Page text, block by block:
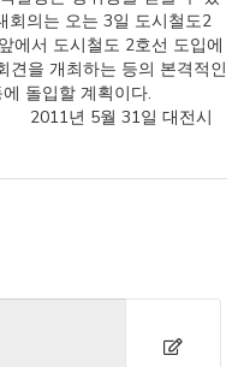
회의는 오는 3일 도시철도2
에서 도시철도 2호선 도입에
견을 개최하는 등의 본격적인
돌입할 계획이다.
일 대전시